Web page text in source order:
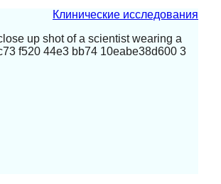
Клинические исследования